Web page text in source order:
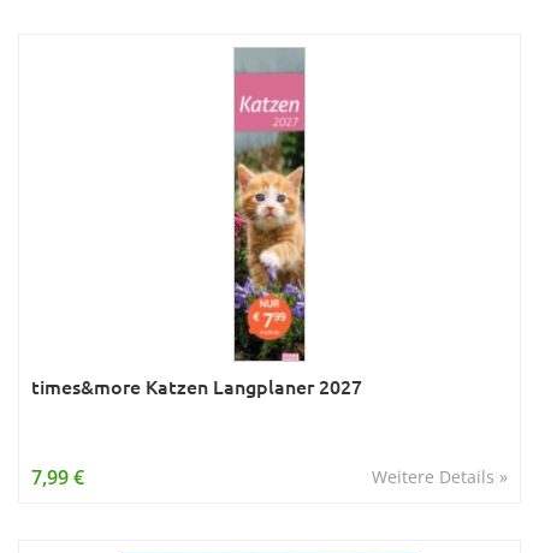
times&more Katzen Langplaner 2027
Weitere Details »
7,99 €